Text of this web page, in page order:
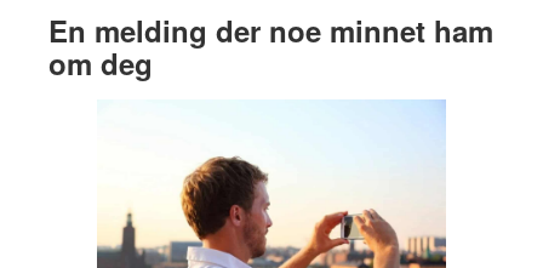
En melding der noe minnet ham
om deg